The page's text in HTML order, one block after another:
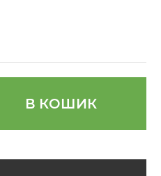
В КОШИК